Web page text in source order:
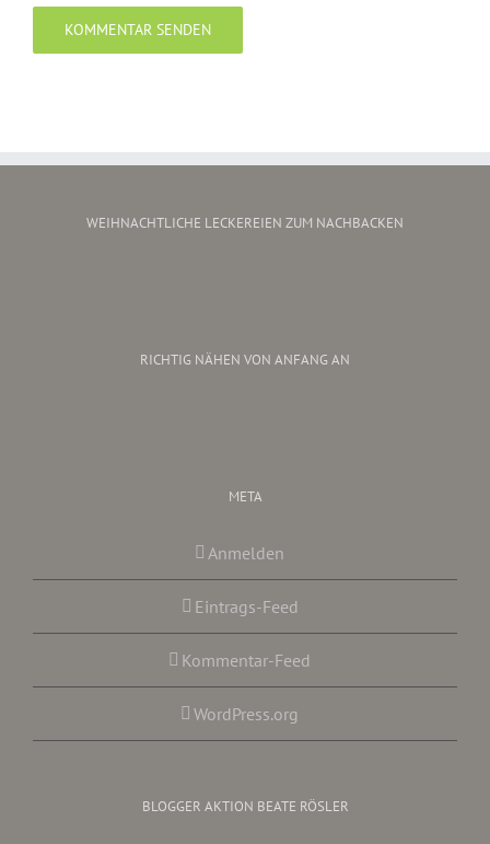
WEIHNACHTLICHE LECKEREIEN ZUM NACHBACKEN
RICHTIG NÄHEN VON ANFANG AN
META
Anmelden
Eintrags-Feed
Kommentar-Feed
WordPress.org
BLOGGER AKTION BEATE RÖSLER